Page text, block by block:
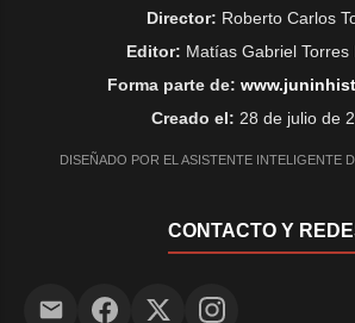
Juicio (UFIJ) N° 8,
secuestro de
de 802 gramos de
Ante el hallazgo de
la Ayudantía Fiscal
Director: Roberto Carlos
Editor: Matías Gabriel Torres
Forma parte de:
Creado el: 28 de julio de
DISEÑADO POR EL ASISTENTE INTELIGENTE
CONTACTO Y